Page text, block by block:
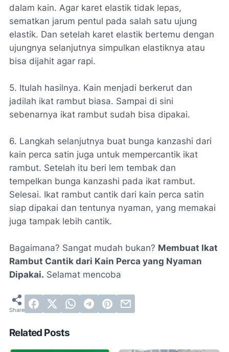
dalam kain. Agar karet elastik tidak lepas,
sematkan jarum pentul pada salah satu ujung
elastik. Dan setelah karet elastik bertemu dengan
ujungnya selanjutnya simpulkan elastiknya atau
bisa dijahit agar rapi.
5. Itulah hasilnya. Kain menjadi berkerut dan
jadilah ikat rambut biasa. Sampai di sini
sebenarnya ikat rambut sudah bisa dipakai.
6. Langkah selanjutnya buat bunga kanzashi dari
kain perca satin juga untuk mempercantik ikat
rambut. Setelah itu beri lem tembak dan
tempelkan bunga kanzashi pada ikat rambut.
Selesai. Ikat rambut cantik dari kain perca satin
siap dipakai dan tentunya nyaman, yang memakai
juga tampak lebih cantik.
Bagaimana? Sangat mudah bukan? Membuat Ikat
Rambut Cantik dari Kain Perca yang Nyaman
Dipakai. Selamat mencoba
Related Posts